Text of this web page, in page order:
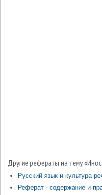
Другие рефераты на тему
Русский язык и культура
Реферат - содержание и